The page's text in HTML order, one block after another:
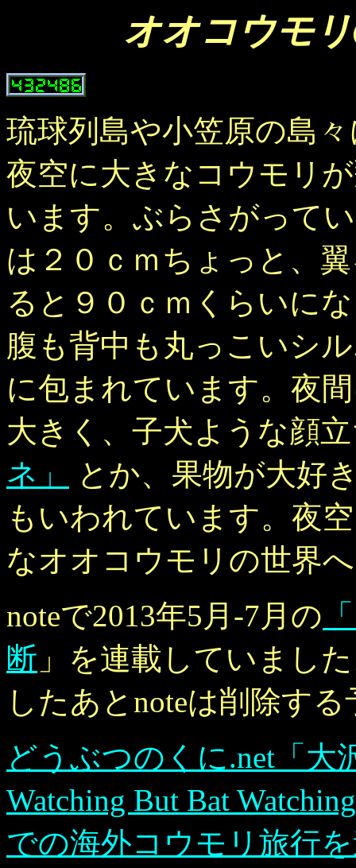
オオコウモリ
琉球列島や小笠原の島
夜空に大きなコウモリ
います。ぶらさがって
は２０ｃｍちょっと、
ると９０ｃｍくらいに
腹も背中も丸っこいシ
に包まれています。夜
大きく、子犬ような顔
ネ」
とか、果物が大好
もいわれています。夜
なオオコウモリの世界
noteで2013年5月-7月の
断 」を連載していまし
したあとnoteは削除す
どうぶつのくに.net「大
Watching But Bat
での海外コウモリ旅行